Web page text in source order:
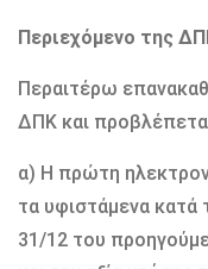
Περιεχόμενο της
Περαιτέρω
ΔΠΚ και
α) Η πρώτη
τα υφιστάμενα κατά
31/12 του